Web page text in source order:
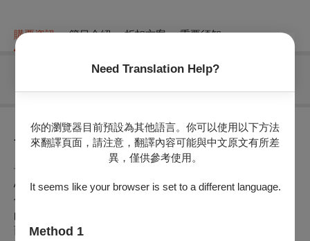
Need Translation Help?
你的瀏覽器目前預設為其他語言。你可以使用以下方法
來翻譯頁面，請注意，翻譯內容可能與中文原文有所差
異，僅供參考使用。
It seems like your browser is set to a different language.
Method 1
購票資訊 節目介紹 折扣方案 重要須知
節目介紹
音樂是超越國界的語言，它不僅能傳遞美的享受，更能聯繫人
心。本次音樂會正是源自於三位台灣資深聲樂家許德崇、陳盈
伶、袁長穗與義大利籍鋼琴家暨美聲指導Edoardo Lanza之間
的深厚情誼。這四位音樂家因著對義大利美聲藝術的共同熱愛
而相識，並在多年合作中建立了深厚的友誼與信任。雨韻合唱